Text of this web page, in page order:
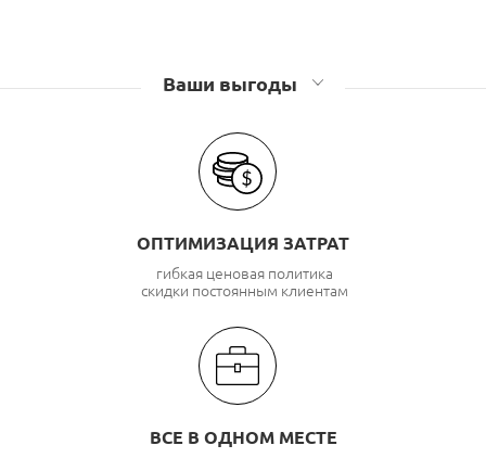
Ваши выгоды
ОПТИМИЗАЦИЯ ЗАТРАТ
гибкая ценовая политика
скидки постоянным клиентам
ВСЕ В ОДНОМ МЕСТЕ